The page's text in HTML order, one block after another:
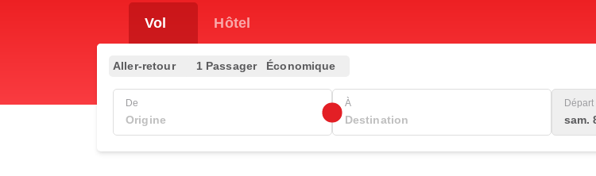
Vol Hôtel
Aller-retour 1 Passager Économique
De À Départ
sam.